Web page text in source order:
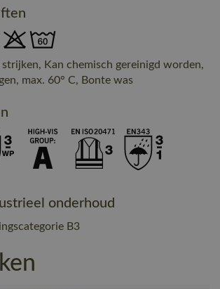
Kan chemisch gereinigd worden,
max. 60° C, Bonte was
onderhoud
B3